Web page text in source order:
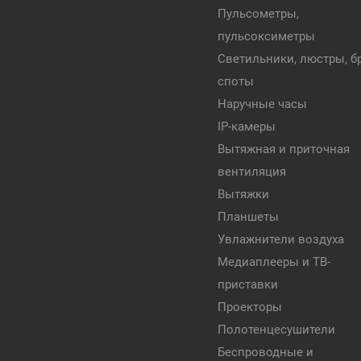
Пульсометры,
пульсоксиметры
Светильники, люстры,
споты
Наручные часы
IP-камеры
Вытяжная и приточная
вентиляция
Вытяжки
Планшеты
Увлажнители воздуха
Медиаплееры и ТВ-
приставки
Проекторы
Полотенцесушители
Беспроводные и